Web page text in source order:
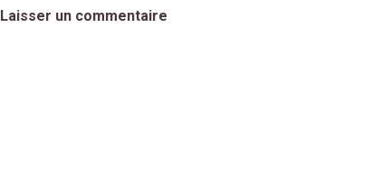
Laisser un commentaire